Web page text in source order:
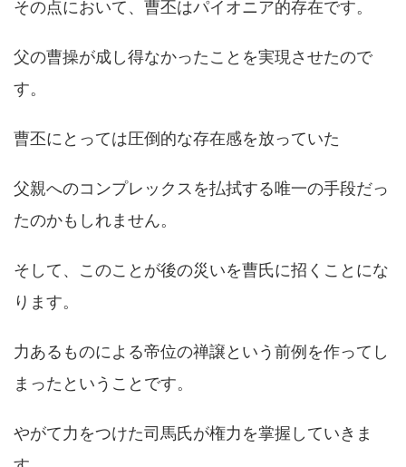
その点において、曹丕はパイオニア的存在です。
父の曹操が成し得なかったことを実現させたので
す。
曹丕にとっては圧倒的な存在感を放っていた
父親へのコンプレックスを払拭する唯一の手段だっ
たのかもしれません。
そして、このことが後の災いを曹氏に招くことにな
ります。
力あるものによる帝位の禅譲という前例を作ってし
まったということです。
やがて力をつけた司馬氏が権力を掌握していきま